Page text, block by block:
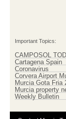
Important Topics:
CAMPOSOL
Cartagena Spain
Coronavirus
Corvera Airport
Murcia Gota Fria
Murcia property
Weekly Bulletin